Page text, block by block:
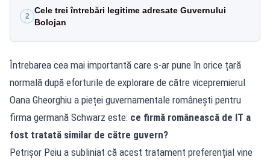
2
Cele trei întrebări legitime adresate Guvernului
Bolojan
Întrebarea cea mai importantă care s-ar pune în orice țară
normală după eforturile de explorare de către vicepremierul
Oana Gheorghiu a pieței guvernamentale românești pentru
firma germană Schwarz este: ce firmă românească de IT a
fost tratată similar de către guvern?
Petrișor Peiu a subliniat că acest tratament preferențial vine